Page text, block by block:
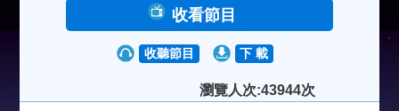
收看節目
收聽節目 下 載
瀏覽人次:43944次